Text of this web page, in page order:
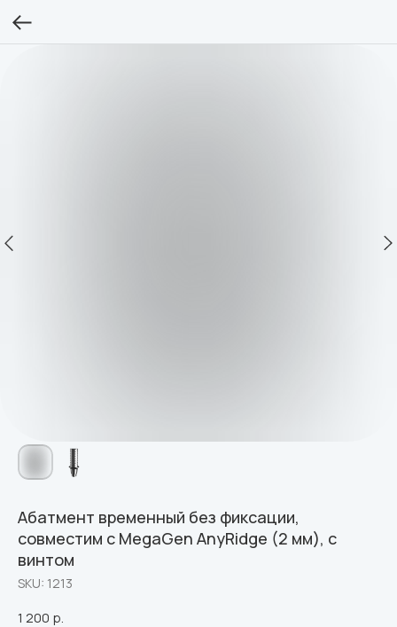
Абатмент временный без фиксации,
совместим с MegaGen AnyRidge (2 мм), с
винтом
SKU: 1213
1 200 р.